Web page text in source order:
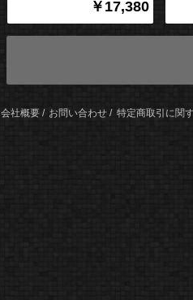
￥17,380
会社概要 お問い合わせ 特定商取引に関